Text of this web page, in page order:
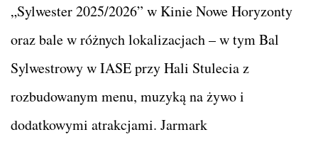
„Sylwester 2025/2026” w Kinie Nowe Horyzonty
oraz bale w różnych lokalizacjach – w tym Bal
Sylwestrowy w IASE przy Hali Stulecia z
rozbudowanym menu, muzyką na żywo i
dodatkowymi atrakcjami. Jarmark